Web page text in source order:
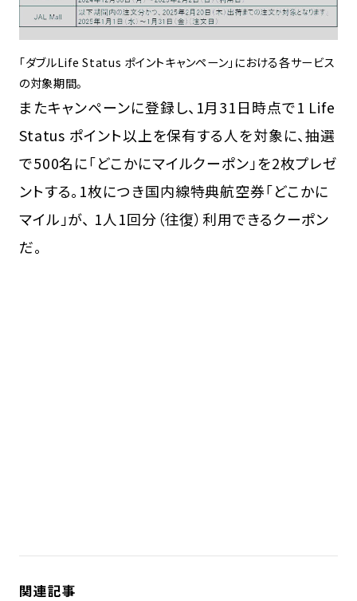
「ダブルLife Status ポイントキャンペーン」における各サービス
の対象期間。
またキャンペーンに登録し、1月31日時点で1 Life
Status ポイント以上を保有する人を対象に、抽選
で500名に「どこかにマイルクーポン」を2枚プレゼ
ントする。1枚につき国内線特典航空券「どこかに
マイル」が、 1人1回分（往復）利用できるクーポン
だ。
関連記事